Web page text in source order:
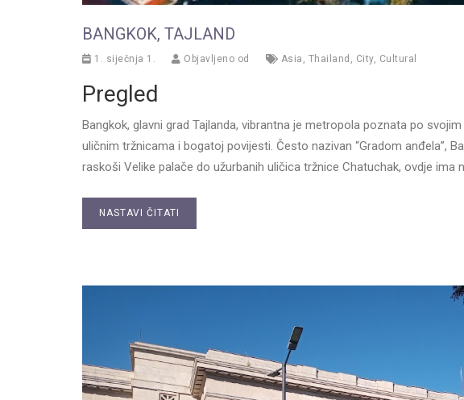
BANGKOK, TAJLAND
1. siječnja 1. Objavljeno od Asia , Thailand , City, Cultural
Pregled
Bangkok, glavni grad Tajlanda, vibrantna je metropola poznata po
uličnim tržnicama i bogatoj povijesti. Često nazivan “Gradom anđela”,
raskoši Velike palače do užurbanih uličica tržnice Chatuchak, ovdje ima
NASTAVI ČITATI